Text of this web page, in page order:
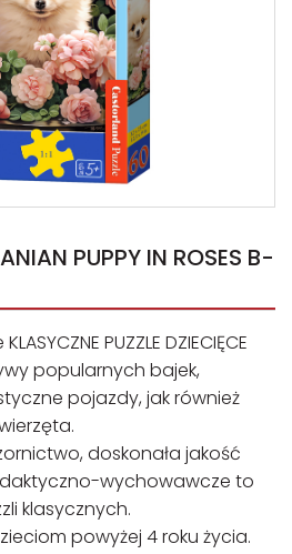
PUPPY IN ROSES B-
PUZZLE DZIECIĘCE
popularnych bajek,
pojazdy, jak również
doskonała jakość
wychowawcze to
klasycznych.
powyżej 4 roku życia.